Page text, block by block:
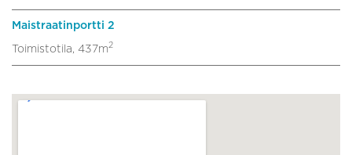
Maistraatinportti 2
Toimistotila, 437m2